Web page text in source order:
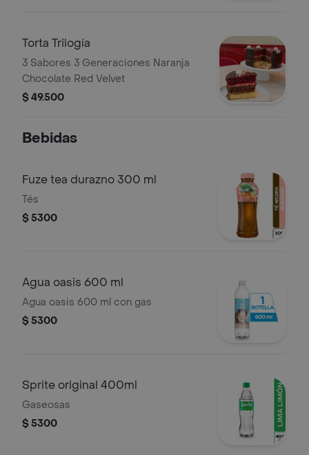
Torta Trilogía
3 Sabores 3 Generaciones Naranja
Chocolate Red Velvet
$ 49.500
Bebidas
Fuze tea durazno 300 ml
Tés
$ 5300
Agua oasis 600 ml
Agua oasis 600 ml con gas
$ 5300
Sprite original 400ml
Gaseosas
$ 5300